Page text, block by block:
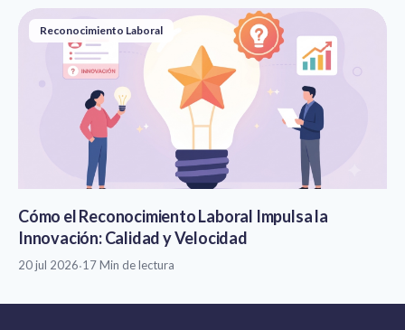
Reconocimiento Laboral
Cómo el Reconocimiento Laboral Impulsa la
Innovación: Calidad y Velocidad
20 jul 2026·17 Min de lectura